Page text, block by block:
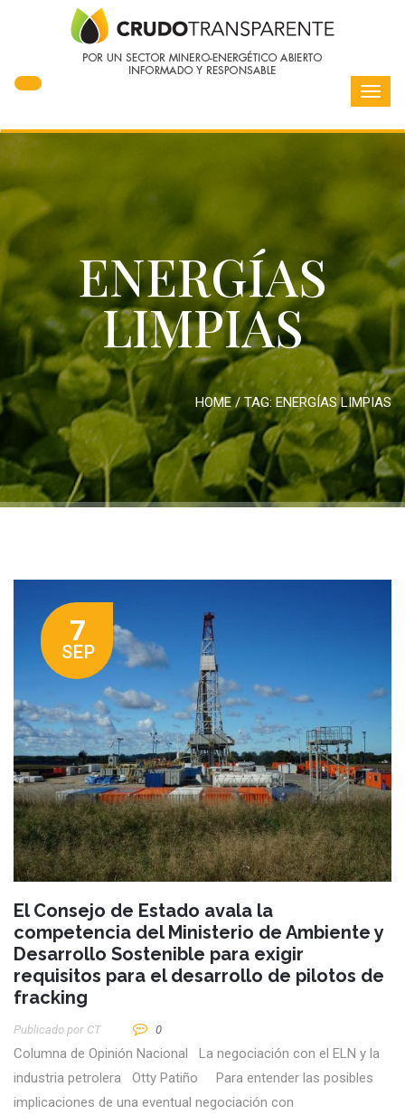
ENERGÍAS
LIMPIAS
HOME/ TAG: ENERGÍAS LIMPIAS
7
SEP
El Consejo de Estado avala la
competencia del Ministerio de Ambiente y
Desarrollo Sostenible para exigir
requisitos para el desarrollo de pilotos de
fracking
Publicado por CT 0
Columna de Opinión Nacional La negociación con el ELN y la
industria petrolera Otty Patiño Para entender las posibles
implicaciones de una eventual negociación con